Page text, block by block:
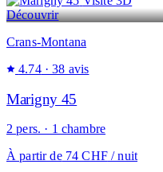
Découvrir
Crans-Montana
4.74 · 38 avis
Marigny 45
2 pers. · 1 chambre
À partir de74 CHF/ nuit